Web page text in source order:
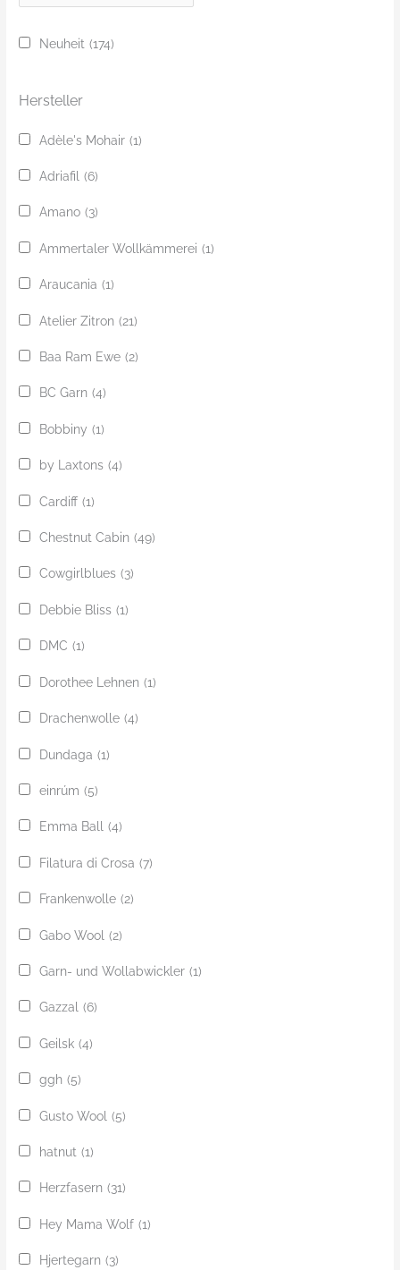
u
Neuheit (174)
Hersteller
Adèle's Mohair (1)
Adriafil (6)
Amano (3)
Ammertaler Wollkämmerei (1)
Araucania (1)
Atelier Zitron (21)
Baa Ram Ewe (2)
BC Garn (4)
Bobbiny (1)
by Laxtons (4)
Cardiff (1)
Chestnut Cabin (49)
Cowgirlblues (3)
Debbie Bliss (1)
DMC (1)
Dorothee Lehnen (1)
Drachenwolle (4)
Dundaga (1)
einrúm (5)
Emma Ball (4)
Filatura di Crosa (7)
Frankenwolle (2)
Gabo Wool (2)
Garn- und Wollabwickler (1)
Gazzal (6)
Geilsk (4)
ggh (5)
Gusto Wool (5)
hatnut (1)
Herzfasern (31)
Hey Mama Wolf (1)
Hjertegarn (3)